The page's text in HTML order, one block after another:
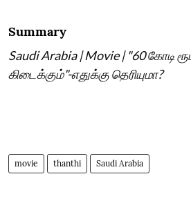
Summary
Saudi Arabia | Movie | "60 கோடி
கிடைக்கும்"-எதுக்கு தெரியுமா?
movie thanthi Saudi Arabia